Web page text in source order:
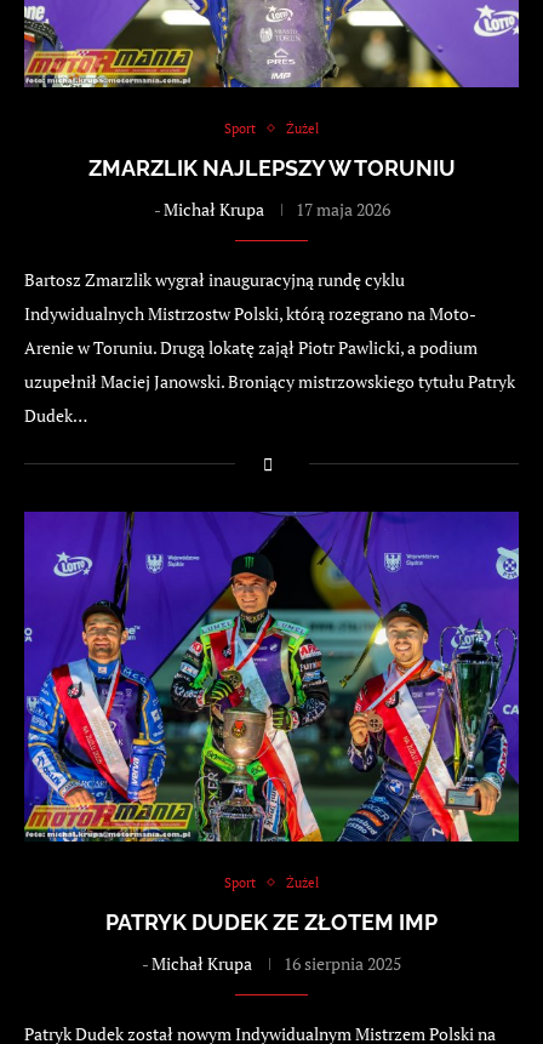
Sport Żużel
ZMARZLIK NAJLEPSZY W TORUNIU
-Michał Krupa 17 maja 2026
Bartosz Zmarzlik wygrał inauguracyjną rundę cyklu
Indywidualnych Mistrzostw Polski, którą rozegrano na Moto-
Arenie w Toruniu. Drugą lokatę zajął Piotr Pawlicki, a podium
uzupełnił Maciej Janowski. Broniący mistrzowskiego tytułu Patryk
Dudek…
Sport Żużel
PATRYK DUDEK ZE ZŁOTEM IMP
-Michał Krupa 16 sierpnia 2025
Patryk Dudek został nowym Indywidualnym Mistrzem Polski na